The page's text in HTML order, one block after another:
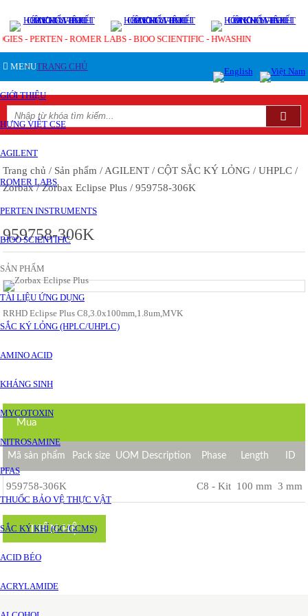
- PERTEN - ROMER LABS - BIOO SCIENTIFIC - HWASHIN
MENUTRANG CHỦ
GIỚI THIỆU
HƯNG VIỆT CSE
AGILENT
ROMER LABS
PERTEN INSTRUMENTS
BIOO SCIENTIFIC
SẢN PHẨM
TÀI LIỆU ỨNG DỤNG
SẮC KÝ LỎNG (HPLC/UHPLC)
AMINO ACID
KHÁNG SINH
MYCOTOXIN
NITROSAMINE
PFAS
THUỐC BẢO VỆ THỰC VẬT
SẮC KÝ KHÍ (GC/GCMS)
ACID BÉO
ACRYLAMIDE
Trang chủ / Sản phẩm / AGILENT / CỘT SẮC KÝ LỎNG / UHPLC /
Zorbax/ Zorbax Eclipse Plus / 959758-306K
959758-306K
RRHD Eclipse Plus C8,3.0x100mm,1.8um,MVK
Mua
Mã sản phẩm Pack size UOM Description Phase Length ID
959758-306K C8 - Kit 100 mm 3 mm
LIÊN HỆ